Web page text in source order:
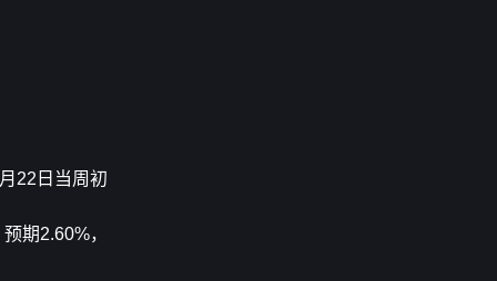
22日当周初
期2.60%，